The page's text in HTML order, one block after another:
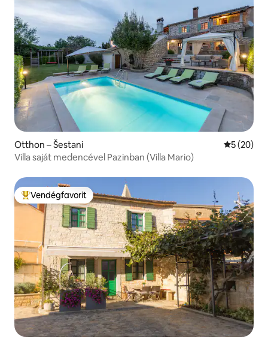
Otthon – Šestani Átlagos
5 (20)
Villa saját medencével Pazinban (Villa Mario)
Kiemelt vendégfavorit
Vendégfavorit